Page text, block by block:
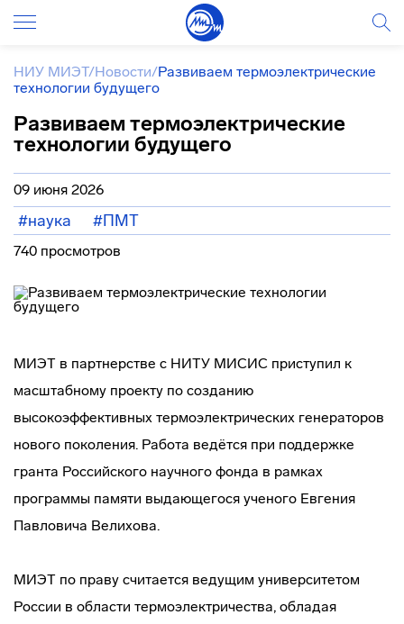
НИУ МИЭТ/Новости/Развиваем термоэлектрические
технологии будущего
Развиваем термоэлектрические
технологии будущего
09 июня 2026
#наука #ПМТ
740 просмотров
МИЭТ в партнерстве с НИТУ МИСИС приступил к
масштабному проекту по созданию
высокоэффективных термоэлектрических генераторов
нового поколения. Работа ведётся при поддержке
гранта Российского научного фонда в рамках
программы памяти выдающегося ученого Евгения
Павловича Велихова.
МИЭТ по праву считается ведущим университетом
России в области термоэлектричества, обладая